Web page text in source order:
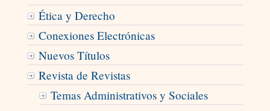
Ética y Derecho
Conexiones Electrónicas
Nuevos Títulos
Revista de Revistas
Temas Administrativos y Sociales